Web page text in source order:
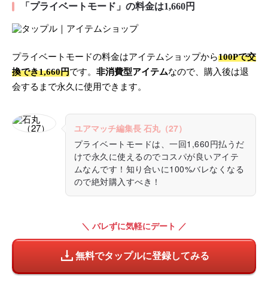
「プライベートモード」の料金は1,660円
プライベートモードの料金はアイテムショップから100Pで交
換でき1,660円です。 非消費型アイテムなので、購入後は退
会するまで永久に使用できます。
ユアマッチ編集長 石丸（27）
プライベートモードは、一回1,660円払うだ
けで永久に使えるのでコスパが良いアイテ
ムなんです！知り合いに100%バレなくなる
ので絶対購入すべき！
＼ バレずに気軽にデート ／
無料でタップルに登録してみる